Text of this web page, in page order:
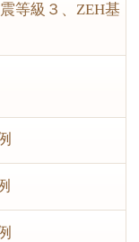
等級３、ZEH基